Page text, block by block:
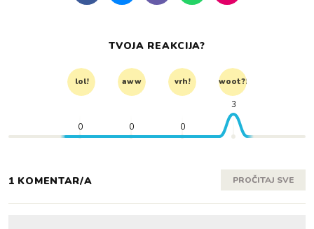
TVOJA REAKCIJA?
lol! aww vrh! woot?!
0 0 0
3
1 KOMENTAR/A PROČITAJ SVE